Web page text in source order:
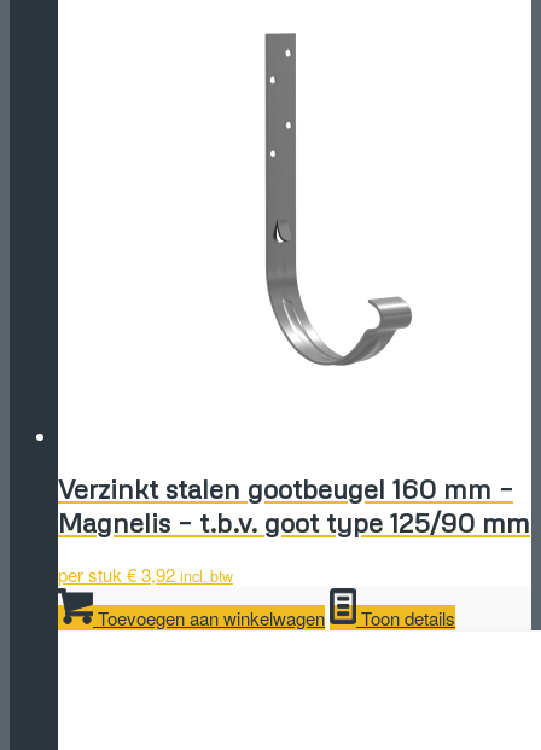
Verzinkt stalen gootbeugel 160 mm –
Magnelis – t.b.v. goot type 125/90 mm
per stuk €3,92 incl. btw
Toevoegen aan winkelwagen Toon details